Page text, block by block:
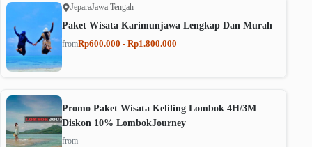
JeparaJawa Tengah
Paket Wisata Karimunjawa Lengkap Dan Murah
fromRp600.000 - Rp1.800.000
Promo Paket Wisata Keliling Lombok 4H/3M
Diskon 10% LombokJourney
from